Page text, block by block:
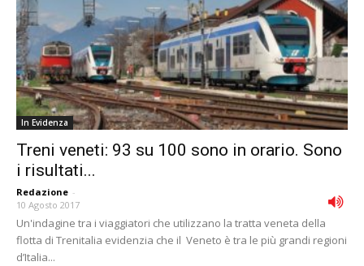
In Evidenza
Treni veneti: 93 su 100 sono in orario. Sono
i risultati...
Redazione -
10 Agosto 2017
Un'indagine tra i viaggiatori che utilizzano la tratta veneta della
flotta di Trenitalia evidenzia che il Veneto è tra le più grandi regioni
d’Italia...